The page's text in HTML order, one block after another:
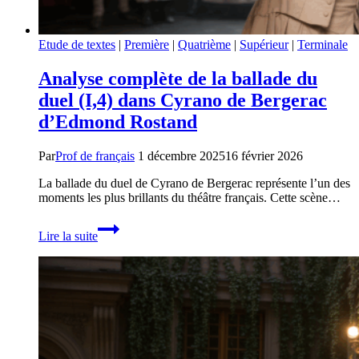
Etude de textes | Première | Quatrième | Supérieur| Terminale
Analyse complète de la ballade du
duel (I,4) dans Cyrano de Bergerac
d’Edmond Rostand
ParProf de français 1 décembre 202516 février 2026
La ballade du duel de Cyrano de Bergerac représente l’un des
moments les plus brillants du théâtre français. Cette scène…
Lire la suite
Analyse
complète
la
duel